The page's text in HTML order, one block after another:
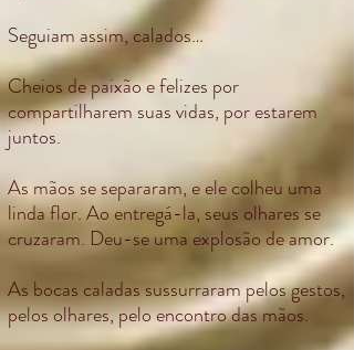
Seguiam assim, calados…
Cheios de paixão e felizes por
compartilharem suas vidas, por estarem
juntos.
As mãos se separaram, e ele colheu uma
linda flor. Ao entregá-la, seus olhares se
cruzaram. Deu-se uma explosão de amor.
As bocas caladas sussurraram pelos gestos,
pelos olhares, pelo encontro das mãos.